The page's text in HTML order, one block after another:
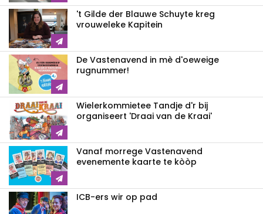
't Gilde der Blauwe Schuyte kreg
vrouweleke Kapitein
De Vastenavend in mè d'oeweige
rugnummer!
Wielerkommietee Tandje d'r bij
organiseert 'Draai van de Kraai'
Vanaf morrege Vastenavend
evenemente kaarte te kòòp
ICB-ers wir op pad